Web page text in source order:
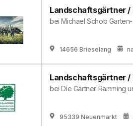
Landschaftsgärtner /
beiMichael Schob
14656 Brieselang
Landschaftsgärtner /
beiDie Gärtner Ramming
95339 Neuenmarkt